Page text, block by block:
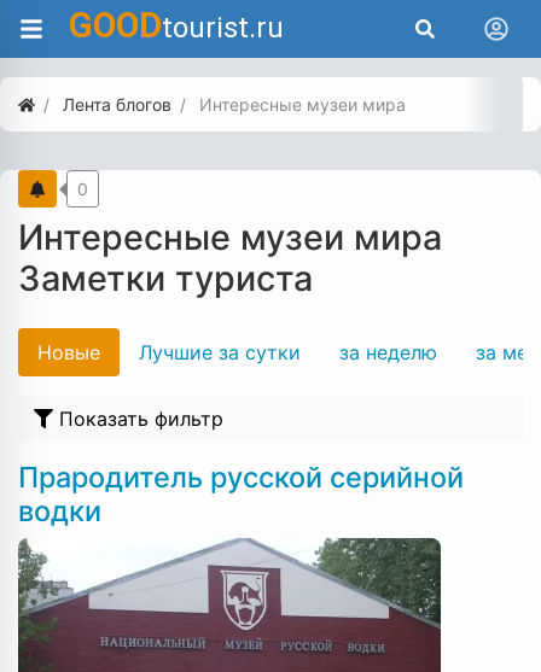
GOODtourist.ru
Лента блогов Интересные музеи мира
Интересные музеи мира
Заметки туриста
0
Новые Лучшие за сутки за неделю за
Показать фильтр
Прародитель русской серийной
водки